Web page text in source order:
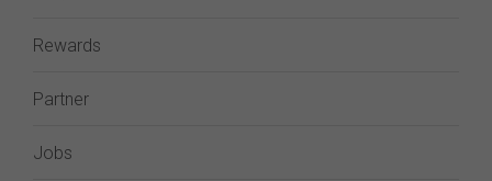
Rewards
Partner
Jobs